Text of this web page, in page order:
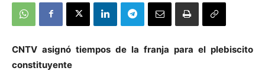
CNTV asignó tiempos de la franja para el plebiscito
constituyente